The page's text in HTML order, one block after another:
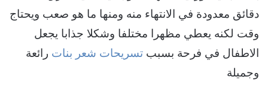
دقائق معدودة في الانتهاء منه ومنها ما هو صعب ويحتاج
وقت لكنه يعطي مظهرا مختلفا وشكلا جذابا يجعل
الاطفال في فرحة بسبب تسريحات شعر بنات رائعة
وجميلة